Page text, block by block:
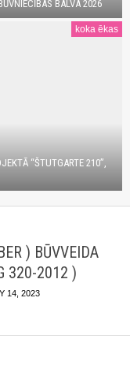
BALVA 2026
koka ēkas
“ŠTUTGARTE 210”,
) BŪVVEIDA
320-2012 )
14, 2023